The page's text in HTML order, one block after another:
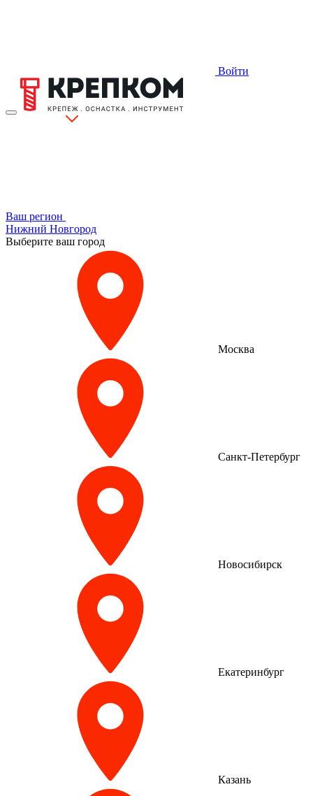
Войти
Ваш регион
Нижний Новгород
Выберите ваш город
Москва
Санкт-Петербург
Новосибирск
Екатеринбург
Казань